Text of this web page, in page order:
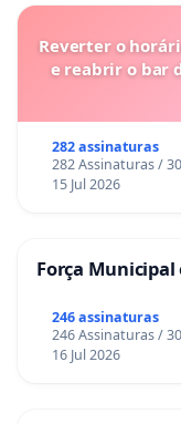
Reverter o
e reabrir o bar
282 assinaturas
282 Assinaturas /
15 Jul 2026
Força Municipal
246 assinaturas
246 Assinaturas /
16 Jul 2026